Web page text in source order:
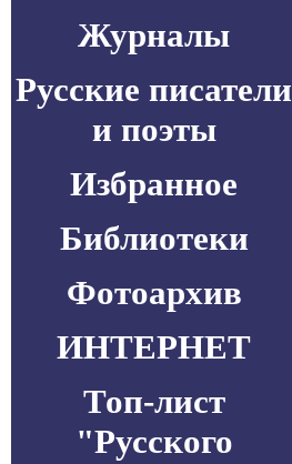
Журналы
Русские писатели
и поэты
Избранное
Библиотеки
Фотоархив
ИНТЕРНЕТ
Топ-лист
"Русского